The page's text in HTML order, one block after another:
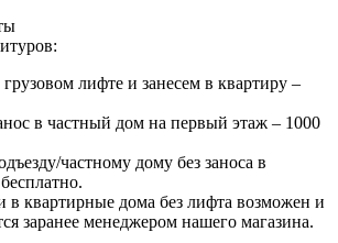
лифте и занесем в квартиру –
в частный дом на первый этаж – 1000
частному дому без заноса в
в квартирные дома без лифта возможен и
заранее менеджером нашего магазина.